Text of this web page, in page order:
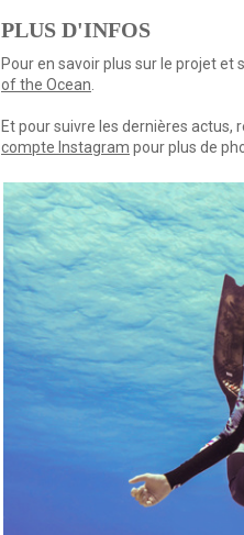
PLUS D'INFOS
Pour en savoir plus sur le projet
of the Ocean.
Et pour suivre les dernières actus,
compte Instagram pour plus de